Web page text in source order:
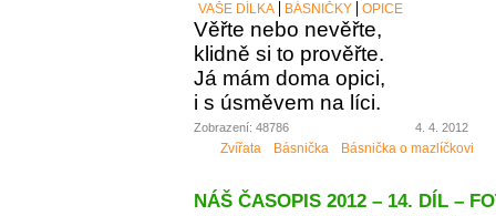
VAŠE DÍLKA BÁSNIČKY OPICE
Věřte nebo nevěřte,
klidně si to prověřte.
Já mám doma opici,
i s úsměvem na líci.
Zobrazení: 48786 4. 4. 2012
Zvířata Básnička Básnička o mazlíčkovi
NÁŠ ČASOPIS 2012 – 14. DÍL –